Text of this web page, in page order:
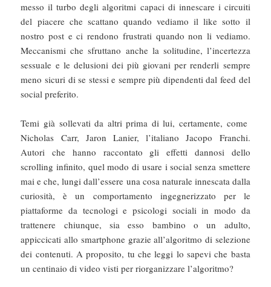
messo il turbo degli algoritmi capaci di innescare i circuiti
del piacere che scattano quando vediamo il like sotto il
nostro post e ci rendono frustrati quando non li vediamo.
Meccanismi che sfruttano anche la solitudine, l’incertezza
sessuale e le delusioni dei più giovani per renderli sempre
meno sicuri di se stessi e sempre più dipendenti dal feed del
social preferito.
Temi già sollevati da altri prima di lui, certamente, come
Nicholas Carr, Jaron Lanier, l’italiano Jacopo Franchi.
Autori che hanno raccontato gli effetti dannosi dello
scrolling infinito, quel modo di usare i social senza smettere
mai e che, lungi dall’essere una cosa naturale innescata dalla
curiosità, è un comportamento ingegnerizzato per le
piattaforme da tecnologi e psicologi sociali in modo da
trattenere chiunque, sia esso bambino o un adulto,
appiccicati allo smartphone grazie all’algoritmo di selezione
dei contenuti. A proposito, tu che leggi lo sapevi che basta
un centinaio di video visti per riorganizzare l’algoritmo?